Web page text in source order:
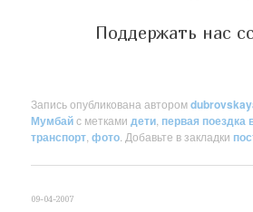
Поддержать нас
Запись опубликована автором
Мумбайс меткамидети, первая поездка
транспорт,фото. Добавьте в закладки
09-04-2007